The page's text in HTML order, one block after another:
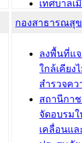
เทศบาลเ
โครงการ
เทศบาล
รับฟังคว
ผังเมือง
วารินชำ
เทศบาล
ซักซ้อมแ
ประโยช
กองสาธารณสุ
ลงพื้นที่แ
ใกล้เคียง
สำรวจค
สถานีกา
จัดอบรม
เคลื่อนแ